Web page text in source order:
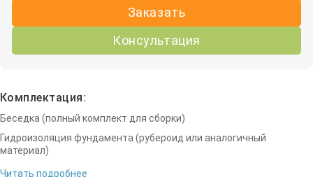
Заказать
Консультация
Комплектация:
Беседка (полный комплект для сборки)
Гидроизоляция фундамента (рубероид или аналогичный
материал)
Читать подробнее